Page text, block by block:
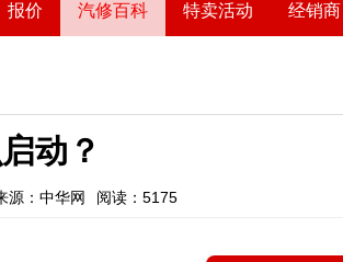
报价 汽修百科 特卖活动 经销商
动？
源：中华网 阅读：5175